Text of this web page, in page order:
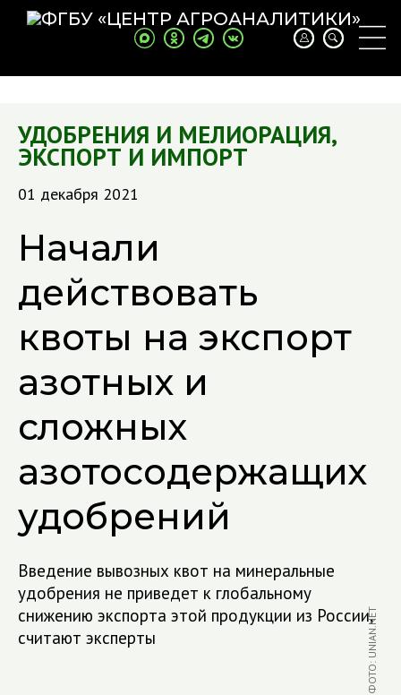
УДОБРЕНИЯ И МЕЛИОРАЦИЯ,
ЭКСПОРТ И ИМПОРТ
01 декабря 2021
Начали
действовать
квоты на экспорт
азотных и
сложных
азотосодержащих
удобрений
Введение вывозных квот на минеральные
удобрения не приведет к глобальному
снижению экспорта этой продукции из России,
считают эксперты
ФОТО: UNIAN.NET